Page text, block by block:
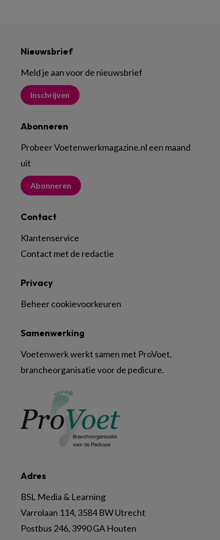
Nieuwsbrief
Meld je aan voor de nieuwsbrief
Inschrijven
Abonneren
Probeer Voetenwerkmagazine.nl een maand
uit
Abonneren
Contact
Klantenservice
Contact met de redactie
Adres
BSL Media & Learning
Varrolaan 114, 3584 BW Utrecht
Postbus 246, 3990 GA Houten
Samenwerking
Voetenwerk werkt samen met ProVoet,
brancheorganisatie voor de pedicure.
Privacy
Beheer cookievoorkeuren